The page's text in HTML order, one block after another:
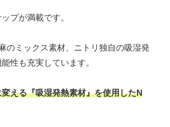
プが満載です。
のミックス素材、ニトリ独自の吸湿発
性も充実しています。
える『吸湿発熱素材』を使用したN